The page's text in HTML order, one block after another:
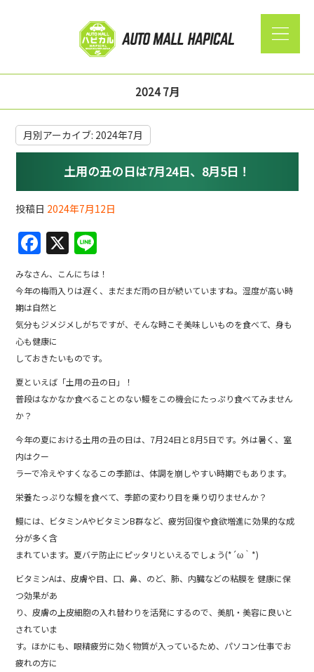
2024 7月
月別アーカイブ: 2024年7月
土用の丑の日は7月24日、8月5日！
投稿日 2024年7月12日
F
a
c
e
b
o
o
k
X
n
e
みなさん、こんにちは！
今年の梅雨入りは遅く、まだまだ雨の日が続いていますね。湿度が高い時
期は自然と
気分もジメジメしがちですが、そんな時こそ美味しいものを食べて、身も
心も健康に
しておきたいものです。
夏といえば「土用の丑の日」！
普段はなかなか食べることのない鰻をこの機会にたっぷり食べてみません
か？
今年の夏における土用の丑の日は、7月24日と8月5日です。外は暑く、室
内はクー
ラーで冷えやすくなるこの季節は、体調を崩しやすい時期でもあります。
栄養たっぷりな鰻を食べて、季節の変わり目を乗り切りませんか？
鰻には、ビタミンAやビタミンB群など、疲労回復や食欲増進に効果的な成
分が多く含
まれています。夏バテ防止にピッタリといえるでしょう(*´ω｀*)
ビタミンAは、皮膚や目、口、鼻、のど、肺、内臓などの粘膜を 健康に保
つ効果があ
り、皮膚の上皮細胞の入れ替わりを活発にするので、美肌・美容に良いと
されていま
す。ほかにも、眼精疲労に効く物質が入っているため、パソコン仕事でお
疲れの方に